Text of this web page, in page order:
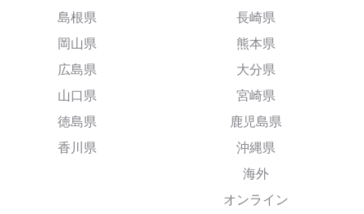
島根県
岡山県
広島県
山口県
徳島県
香川県
長崎県
熊本県
大分県
宮崎県
鹿児島県
沖縄県
海外
オンライン